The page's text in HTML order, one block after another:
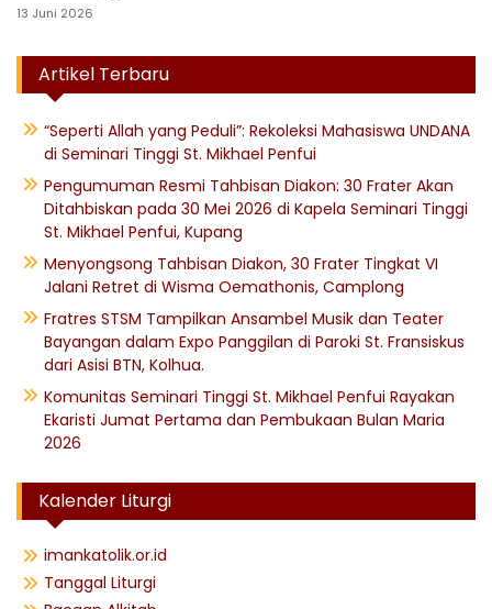
13 Juni 2026
Artikel Terbaru
“Seperti Allah yang Peduli”: Rekoleksi Mahasiswa UNDANA
di Seminari Tinggi St. Mikhael Penfui
Pengumuman Resmi Tahbisan Diakon: 30 Frater Akan
Ditahbiskan pada 30 Mei 2026 di Kapela Seminari Tinggi
St. Mikhael Penfui, Kupang
Menyongsong Tahbisan Diakon, 30 Frater Tingkat VI
Jalani Retret di Wisma Oemathonis, Camplong
Fratres STSM Tampilkan Ansambel Musik dan Teater
Bayangan dalam Expo Panggilan di Paroki St. Fransiskus
dari Asisi BTN, Kolhua.
Komunitas Seminari Tinggi St. Mikhael Penfui Rayakan
Ekaristi Jumat Pertama dan Pembukaan Bulan Maria
2026
Kalender Liturgi
imankatolik.or.id
Tanggal Liturgi